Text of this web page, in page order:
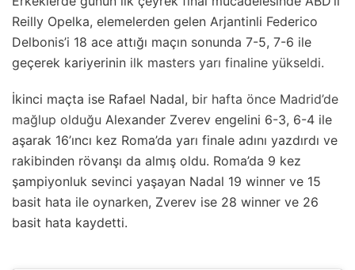
Reilly Opelka, elemelerden gelen Arjantinli Federico
Delbonis’i 18 ace attığı maçın sonunda 7-5, 7-6 ile
geçerek kariyerinin ilk masters yarı finaline yükseldi.
İkinci maçta ise Rafael Nadal, bir hafta önce Madrid’de
mağlup olduğu Alexander Zverev engelini 6-3, 6-4 ile
aşarak 16’ıncı kez Roma’da yarı finale adını yazdırdı ve
rakibinden rövanşı da almış oldu. Roma’da 9 kez
şampiyonluk sevinci yaşayan Nadal 19 winner ve 15
basit hata ile oynarken, Zverev ise 28 winner ve 26
basit hata kaydetti.